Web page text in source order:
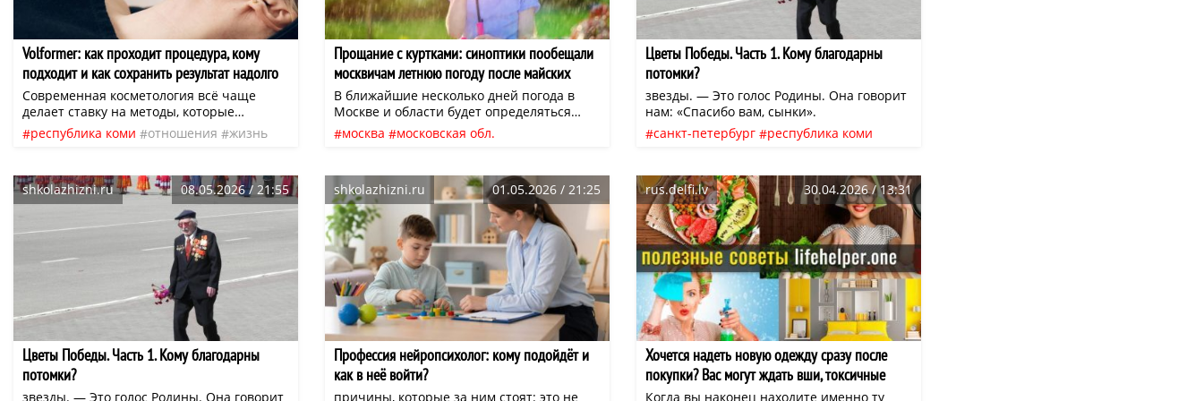
Volformer: как проходит процедура, кому
подходит и как сохранить результат надолго
Современная косметология всё чаще
делает ставку на методы, которые
позволяют улучшить качество кожи и
подтянуть ткани без хирургического
получить заметный омолаживающий
эффект, но при этом избежать длительной
реабилитации, выраженной
травматизации кожи и кардинальных
изменений внешности. Именно поэтому
аппаратные методики становятся всё
более востребованными.
республика коми отношения
жизнь
Прощание с куртками: синоптики пообещали
москвичам летнюю погоду после майских
праздников
В ближайшие несколько дней погода в
Москве и области будет определяться
атлантическим циклоном, изданию «АтФ»
главный специалист информационного
Позднякова. Она пояснила, что
кратковременные дожди, от слабых до
проливных, будут сопровождать регион до
субботы, 17 мая. Самые сильные осадки
пройдут 14 мая, в четверг, во время
прохождения через Москву атмосферного
фронта.
москва
московская обл.
Цветы Победы. Часть 1. Кому благодарны
потомки?
звезды. — Это голос Родины. Она говорит
нам: «Спасибо вам, сынки».
санкт-петербург
республика коми
нео
shkolazhizni.ru
08.05.2026 / 21:55
Цветы Победы. Часть 1. Кому благодарны
потомки?
звезды. — Это голос Родины. Она говорит
shkolazhizni.ru 01.05.2026 / 21:25
Профессия нейропсихолог: кому подойдёт и
как в неё войти?
причины, которые за ним стоят: это не
rus.delfi.lv 30.04.2026 / 13:31
Хочется надеть новую одежду сразу после
покупки? Вас могут ждать вши, токсичные
металлы и канцерогенные красители
Когда вы наконец находите именно ту